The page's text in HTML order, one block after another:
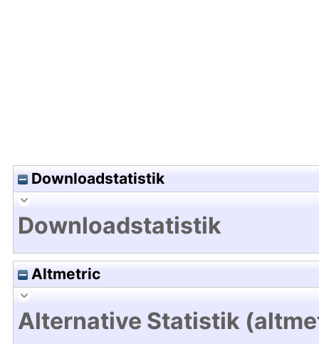
Downloadstatistik
Downloadstatistik
Altmetric
Alternative Statistik